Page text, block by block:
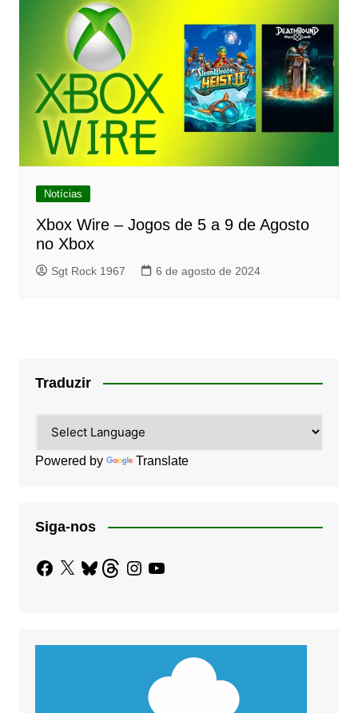
Notícias
Xbox Wire – Jogos de 5 a 9 de Agosto
no Xbox
Sgt Rock 1967 6 de agosto de 2024
Traduzir
Powered by Translate
Siga-nos
Facebook
X BlueskyThreadsInstagram
YouTube